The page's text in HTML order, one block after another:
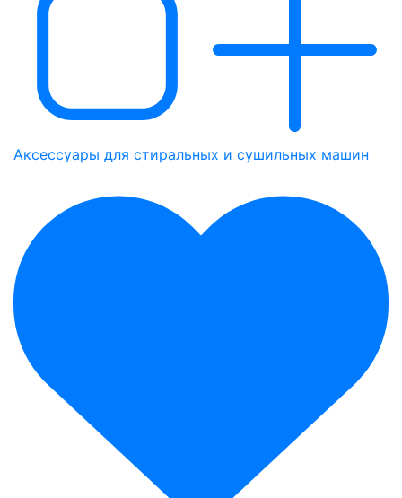
Аксессуары для стиральных и сушильных машин